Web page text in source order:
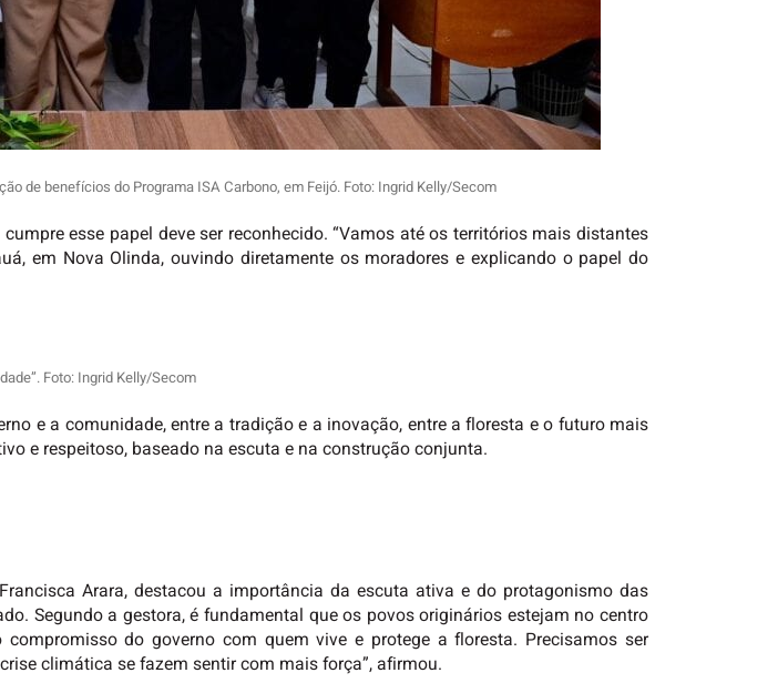
de benefícios do Programa ISA Carbono, em Feijó. Foto: Ingrid Kelly/Secom
esse papel deve ser reconhecido. “Vamos até os territórios mais distantes
em Nova Olinda, ouvindo diretamente os moradores e explicando o papel do
Foto: Ingrid Kelly/Secom
e a comunidade, entre a tradição e a inovação, entre a floresta e o futuro mais
e respeitoso, baseado na escuta e na construção conjunta.
Arara, destacou a importância da escuta ativa e do protagonismo das
Segundo a gestora, é fundamental que os povos originários estejam no centro
do governo com quem vive e protege a floresta. Precisamos ser
climática se fazem sentir com mais força”, afirmou.